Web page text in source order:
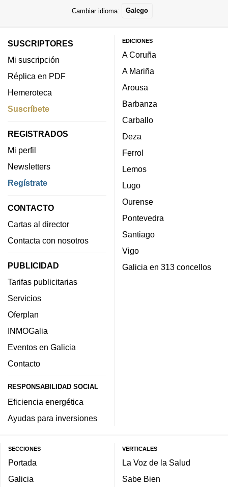
Cambiar idioma: Galego
SUSCRIPTORES
Mi suscripción
Réplica en PDF
Hemeroteca
Suscríbete
REGISTRADOS
Mi perfil
Newsletters
Regístrate
CONTACTO
Cartas al director
Contacta con nosotros
PUBLICIDAD
Tarifas publicitarias
Servicios
Oferplan
INMOGalia
Eventos en Galicia
Contacto
RESPONSABILIDAD SOCIAL
Eficiencia energética
Ayudas para inversiones
EDICIONES
A Coruña
A Mariña
Arousa
Barbanza
Carballo
Deza
Ferrol
Lemos
Lugo
Ourense
Pontevedra
Santiago
Vigo
Galicia en 313 concellos
SECCIONES
Portada
Galicia
VERTICALES
La Voz de la Salud
Sabe Bien